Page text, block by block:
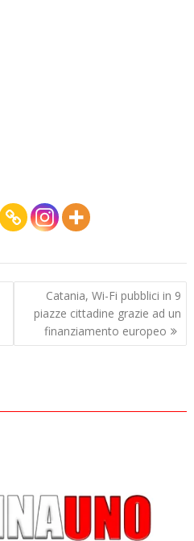
Catania, Wi-Fi pubblici in 9
piazze cittadine grazie ad un
finanziamento europeo